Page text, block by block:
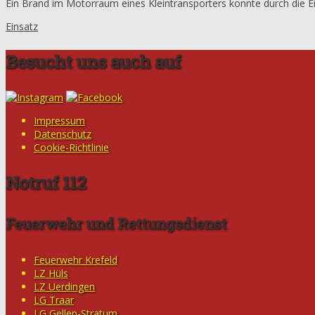
Ein Brand im Motorraum eines Kleintransporters konnte durch die
Einsatz
Besucht uns auch auf
Impressum
Datenschutz
Cookie-Richtlinie
Notruf 112
Feuerwehr und Rettungsdienst
Feuerwehr Krefeld
LZ Hüls
LZ Uerdingen
LG Traar